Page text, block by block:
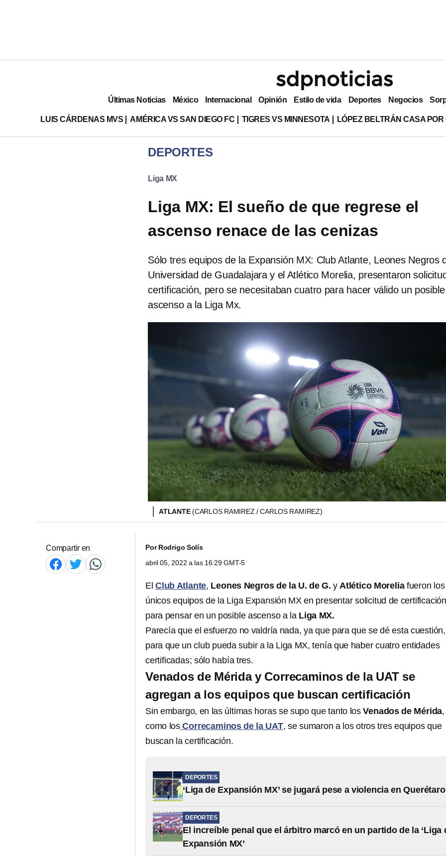
Últimas Noticias México Internacional Opinión Estilo de vida Deportes Negocios
LUIS CÁRDENAS MVS AMÉRICA VS SAN DIEGO FC TIGRES VS MINNESOTA LÓPEZ BELTRÁN CASA
DEPORTES
Liga MX
Liga MX: El sueño de que regrese el
ascenso renace de las cenizas
Sólo tres equipos de la Expansión MX: Club Atlante, Leones Negros
Universidad de Guadalajara y el Atlético Morelia, presentaron
certificación, pero se necesitaban cuatro para hacer válido un posible
ascenso a la Liga Mx.
ATLANTE(CARLOS RAMIREZ / CARLOS RAMIREZ)
Compartir en PorRodrigo Solís
abril 05, 2022 a las 16:29 GMT-5
El Club Atlante, Leones Negros de la U. de G. yAtlético Moreliafueron los
únicos equipos de la Liga Expansión MX en presentar solicitud de certificación
para pensar en un posible ascenso a la Liga MX.
Parecía que el esfuerzo no valdría nada, ya que para que se dé esta cuestión,
para que un club pueda subir a la Liga MX, tenía que haber cuatro entidades
certificadas; sólo había tres.
Venados de Mérida y Correcaminos de la UAT se
agregan a los equipos que buscan certificación
Sin embargo, en las últimas horas se supo que tanto losVenados de Mérida,
como los Correcaminos de la UAT, se sumaron a los otros tres equipos que
buscan la certificación.
DEPORTES
‘Liga de Expansión MX’ se jugará pese a violencia en Querétaro
DEPORTES
El increíble penal que el árbitro marcó en un partido de la ‘Liga
Expansión MX’